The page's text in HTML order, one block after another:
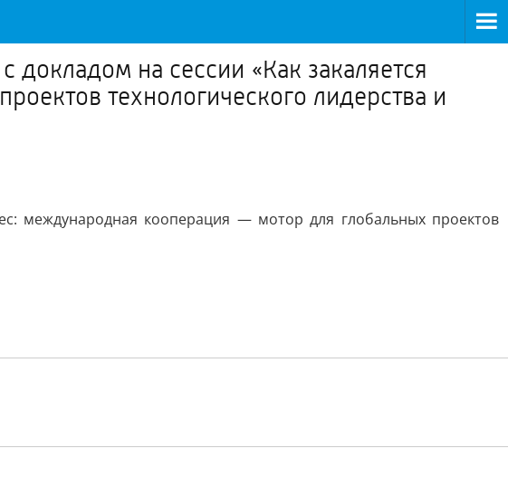
на сессии «Как закаляется
технологического лидерства и
международная кооперация — мотор для глобальных проектов